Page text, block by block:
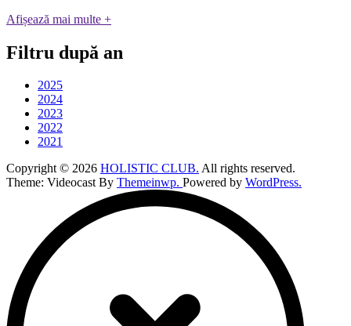
Afișează mai multe +
Filtru după an
2025
2024
2023
2022
2021
Copyright © 2026 HOLISTIC CLUB. All rights reserved.
Theme: Videocast By Themeinwp. Powered by WordPress.